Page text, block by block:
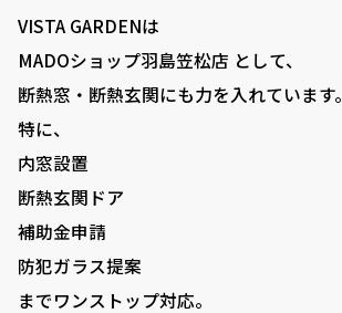
VISTA GARDENは
MADOショップ羽島笠松店 として、
断熱窓・断熱玄関にも力を入れています。
特に、
内窓設置
断熱玄関ドア
補助金申請
防犯ガラス提案
までワンストップ対応。